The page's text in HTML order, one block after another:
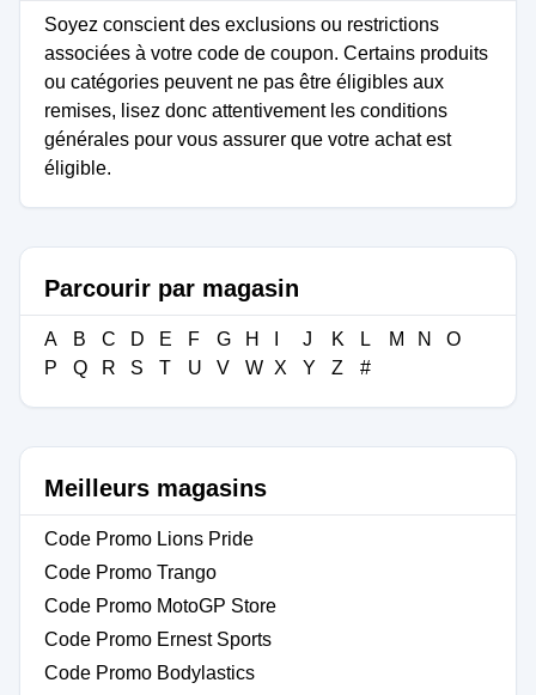
Soyez conscient des exclusions ou restrictions
associées à votre code de coupon. Certains produits
ou catégories peuvent ne pas être éligibles aux
remises, lisez donc attentivement les conditions
générales pour vous assurer que votre achat est
éligible.
Parcourir par magasin
A B C D E F G H J K L M N
O
P
Q R S T U V W X Y Z #
Meilleurs magasins
Code Promo Lions Pride
Code Promo Trango
Code Promo MotoGP Store
Code Promo Ernest Sports
Code Promo Bodylastics